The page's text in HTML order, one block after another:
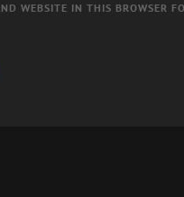
WEBSITE IN THIS BROWSER